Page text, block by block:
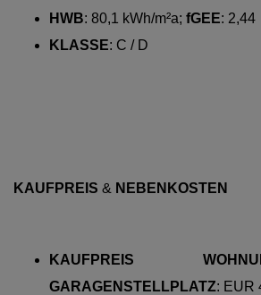
HWB: 80,1 kWh/m²a; fGEE: 2,44
KLASSE: C / D
KAUFPREIS & NEBENKOSTEN
KAUFPREIS
GARAGENSTELLPLATZ: EUR